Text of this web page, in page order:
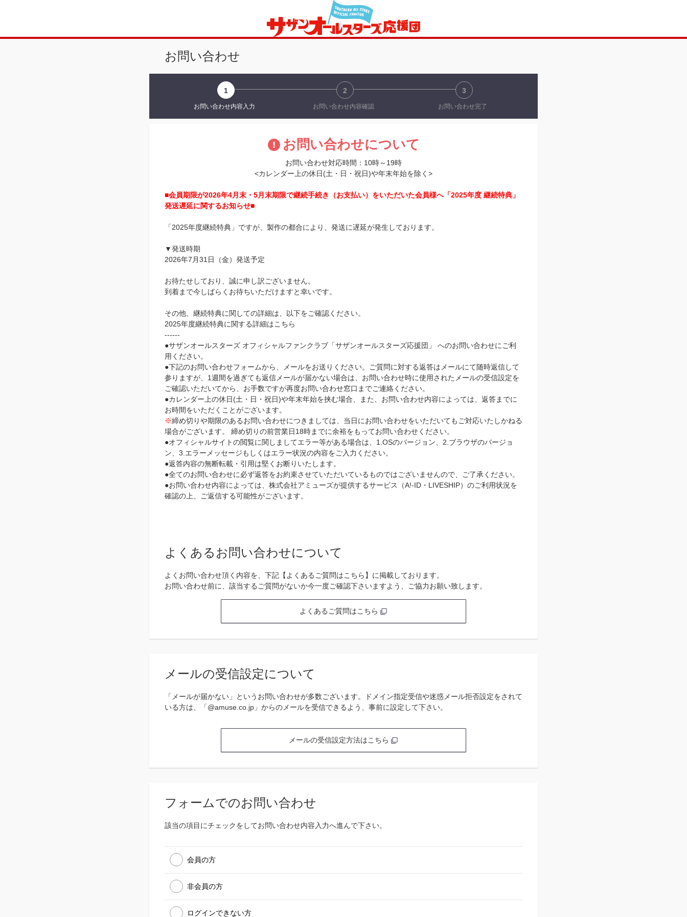
お問い合わせ
1
お問い合わせ内容入力
2
お問い合わせ内容確認
3
お問い合わせ完了
お問い合わせについて
お問い合わせ対応時間：10時～19時
<カレンダー上の休日(土・日・祝日)や年末年始を除く>
■会員期限が2026年4月末・5月末期限で継続手続き（お支払い）をいただいた会員様へ「2025年度 継続特典」
発送遅延に関するお知らせ■
「2025年度継続特典」ですが、製作の都合により、発送に遅延が発生しております。
▼発送時期
2026年7月31日（金）発送予定
お待たせしており、誠に申し訳ございません。
到着まで今しばらくお待ちいただけますと幸いです。
その他、継続特典に関しての詳細は、以下をご確認ください。
2025年度継続特典に関する詳細はこちら
------
●サザンオールスターズ オフィシャルファンクラブ「サザンオールスターズ応援団」 へのお問い合わせにご利
用ください。
●下記のお問い合わせフォームから、メールをお送りください。ご質問に対する返答はメールにて随時返信して
参りますが、1週間を過ぎても返信メールが届かない場合は、お問い合わせ時に使用されたメールの受信設定を
ご確認いただいてから、お手数ですが再度お問い合わせ窓口までご連絡ください。
●カレンダー上の休日(土・日・祝日)や年末年始を挟む場合、また、お問い合わせ内容によっては、返答までに
お時間をいただくことがございます。
※締め切りや期限のあるお問い合わせにつきましては、当日にお問い合わせをいただいてもご対応いたしかねる
場合がございます。 締め切りの前営業日18時までに余裕をもってお問い合わせください。
●オフィシャルサイトの閲覧に関しましてエラー等がある場合は、1.OSのバージョン、2.ブラウザのバージョ
ン、3.エラーメッセージもしくはエラー状況の内容をご入力ください。
●返答内容の無断転載・引用は堅くお断りいたします。
●全てのお問い合わせに必ず返答をお約束させていただいているものではございませんので、ご了承ください。
●お問い合わせ内容によっては、株式会社アミューズが提供するサービス（A!-ID・LIVESHIP）のご利用状況を
確認の上、ご返信する可能性がございます。
よくあるお問い合わせについて
よくお問い合わせ頂く内容を、下記【よくあるご質問はこちら】に掲載しております。
お問い合わせ前に、該当するご質問がないか今一度ご確認下さいますよう、ご協力お願い致します。
よくあるご質問はこちら
メールの受信設定について
「メールが届かない」というお問い合わせが多数ございます。ドメイン指定受信や迷惑メール拒否設定をされて
いる方は、「@amuse.co.jp」からのメールを受信できるよう、事前に設定して下さい。
メールの受信設定方法はこちら
フォームでのお問い合わせ
該当の項目にチェックをしてお問い合わせ内容入力へ進んで下さい。
会員の方
非会員の方
ログインできない方